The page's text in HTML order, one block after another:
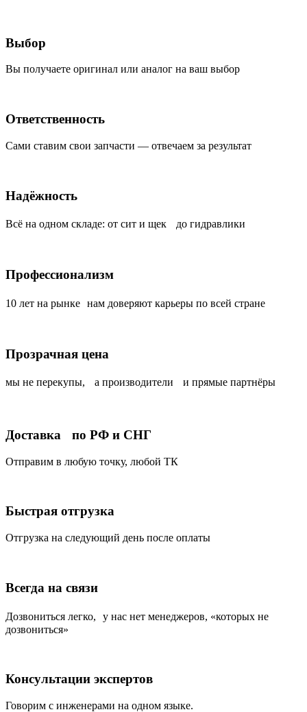
Выбор
Вы получаете оригинал или аналог на ваш выбор
Ответственность
Сами ставим свои запчасти — отвечаем за результат
Надёжность
Всё на одном складе: от сит и щек до гидравлики
Профессионализм
10 лет на рынке нам доверяют карьеры по всей стране
Прозрачная цена
мы не перекупы, а производители и прямые партнёры
Доставка по РФ и СНГ
Отправим в любую точку, любой ТК
Быстрая отгрузка
Отгрузка на следующий день после оплаты
Всегда на связи
Дозвониться легко, у нас нет менеджеров, «которых не
дозвониться»
Консультации экспертов
Говорим с инженерами на одном языке.